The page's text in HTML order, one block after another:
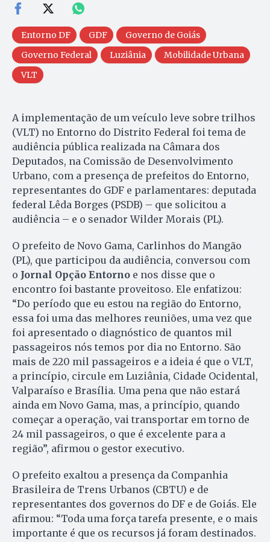
Entorno DF GDF
Governo de Goiás
Governo Federal
Luziânia
Mobilidade Urbana
VLT
A implementação de um veículo leve sobre trilhos
(VLT) no Entorno do Distrito Federal foi tema de
audiência pública realizada na Câmara dos
Deputados, na Comissão de Desenvolvimento
Urbano, com a presença de prefeitos do Entorno,
representantes do GDF e parlamentares: deputada
federal Lêda Borges (PSDB) – que solicitou a
audiência – e o senador Wilder Morais (PL).
O prefeito de Novo Gama, Carlinhos do Mangão
(PL), que participou da audiência, conversou com
o Jornal Opção Entorno e nos disse que o
encontro foi bastante proveitoso. Ele enfatizou:
“Do período que eu estou na região do Entorno,
essa foi uma das melhores reuniões, uma vez que
foi apresentado o diagnóstico de quantos mil
passageiros nós temos por dia no Entorno. São
mais de 220 mil passageiros e a ideia é que o VLT,
a princípio, circule em Luziânia, Cidade Ocidental,
Valparaíso e Brasília. Uma pena que não estará
ainda em Novo Gama, mas, a princípio, quando
começar a operação, vai transportar em torno de
24 mil passageiros, o que é excelente para a
região”, afirmou o gestor executivo.
O prefeito exaltou a presença da Companhia
Brasileira de Trens Urbanos (CBTU) e de
representantes dos governos do DF e de Goiás. Ele
afirmou: “Toda uma força tarefa presente, e o mais
importante é que os recursos já foram destinados.